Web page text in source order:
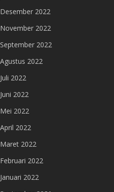
Desember 2022
November 2022
September 2022
Agustus 2022
Juli 2022
Juni 2022
Mei 2022
April 2022
Maret 2022
Februari 2022
Januari 2022